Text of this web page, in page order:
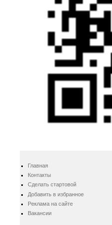
Главная
Контакты
Сделать стартовой
Добавить в избранное
Реклама на сайте
Вакансии